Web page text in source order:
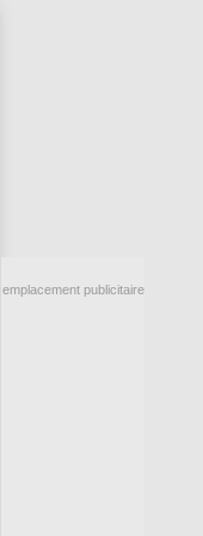
emplacement publicitaire